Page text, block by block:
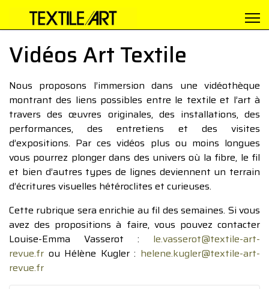
Vidéos Art Textile
Nous proposons l’immersion dans une vidéothèque
montrant des liens possibles entre le textile et l’art à
travers des œuvres originales, des installations, des
performances, des entretiens et des visites
d’expositions. Par ces vidéos plus ou moins longues
vous pourrez plonger dans des univers où la fibre, le fil
et bien d’autres types de lignes deviennent un terrain
d’écritures visuelles hétéroclites et curieuses.
Cette rubrique sera enrichie au fil des semaines. Si vous
avez des propositions à faire, vous pouvez contacter
Louise-Emma Vasserot : le.vasserot@textile-art-
revue.fr ou Hélène Kugler : helene.kugler@textile-art-
revue.fr